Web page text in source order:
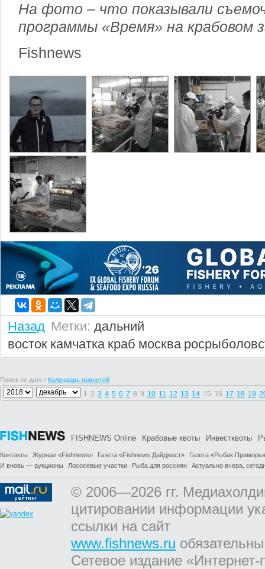
На фото – что показывали
программы «Время» на крабовом
Fishnews
Назад Метки: дальний
восток камчатка краб москва
Поиск по дате / Календарь новостей
1 2 3 4 5 6 7 8 9 10 11 12 13 14 15 16 17 18 19
FISHNEWS Online Крабовые квоты Инвестквоты
Контакты Журнал «Fishnews» Газета «Fishnews Дайджест»
Газета «Рыбак
И вновь — аукционы
Лососевые участки Рыба для россиян Актуально вчера,
© 2006—2026 гг.
цитировании информации
ссылки на сайт
www.fishnews.ru
Сетевое издание